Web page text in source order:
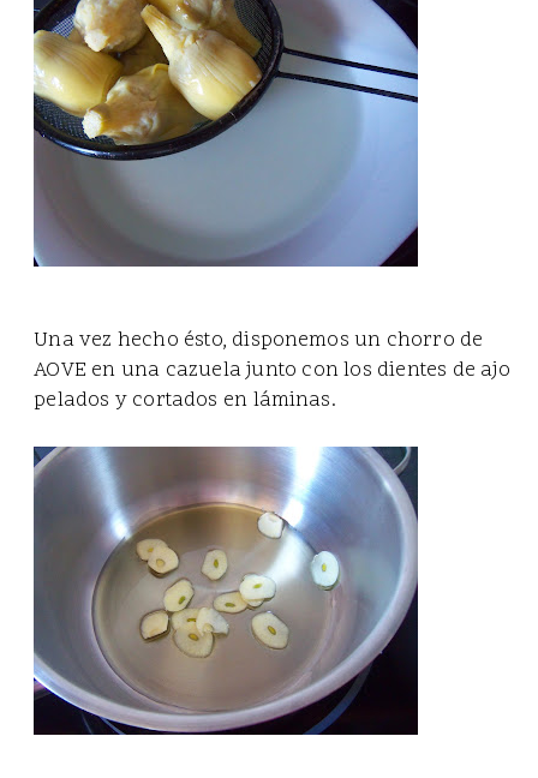
Una vez hecho ésto, disponemos un chorro de
AOVE en una cazuela junto con los dientes de ajo
pelados y cortados en láminas.